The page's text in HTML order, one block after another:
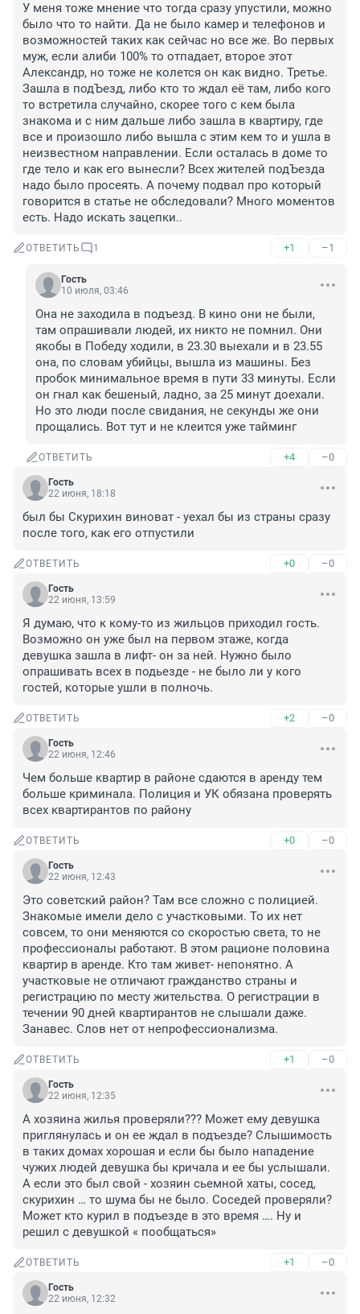
У меня тоже мнение что тогда сразу упустили, можно
было что то найти. Да не было камер и телефонов и
возможностей таких как сейчас но все же. Во первых
муж, если алиби 100% то отпадает, второе этот
Александр, но тоже не колется он как видно. Третье.
Зашла в подЪезд, либо кто то ждал её там, либо кого
то встретила случайно, скорее того с кем была
знакома и с ним дальше либо зашла в квартиру, где
все и произошло либо вышла с этим кем то и ушла в
неизвестном направлении. Если осталась в доме то
где тело и как его вынесли? Всех жителей подЪезда
надо было просеять. А почему подвал про который
говорится в статье не обследовали? Много моментов
есть. Надо искать зацепки..
ОТВЕТИТЬ 1 +1 –1
Гость
10 июля, 03:46
Она не заходила в подъезд. В кино они не были,
там опрашивали людей, их никто не помнил. Они
якобы в Победу ходили, в 23.30 выехали и в 23.55
она, по словам убийцы, вышла из машины. Без
пробок минимальное время в пути 33 минуты. Если
он гнал как бешеный, ладно, за 25 минут доехали.
Но это люди после свидания, не секунды же они
прощались. Вот тут и не клеится уже тайминг
ОТВЕТИТЬ +4 –0
Гость
22 июня, 18:18
был бы Скурихин виноват - уехал бы из страны сразу
после того, как его отпустили
ОТВЕТИТЬ +0 –0
Гость
22 июня, 13:59
Я думаю, что к кому-то из жильцов приходил гость.
Возможно он уже был на первом этаже, когда
девушка зашла в лифт- он за ней. Нужно было
опрашивать всех в подьезде - не было ли у кого
гостей, которые ушли в полночь.
ОТВЕТИТЬ +2 –0
Гость
22 июня, 12:46
Чем больше квартир в районе сдаются в аренду тем
больше криминала. Полиция и УК обязана проверять
всех квартирантов по району
ОТВЕТИТЬ +0 –0
Гость
22 июня, 12:43
Это советский район? Там все сложно с полицией.
Знакомые имели дело с участковыми. То их нет
совсем, то они меняются со скоростью света, то не
профессионалы работают. В этом рационе половина
квартир в аренде. Кто там живет- непонятно. А
участковые не отличают гражданство страны и
регистрацию по месту жительства. О регистрации в
течении 90 дней квартирантов не слышали даже.
Занавес. Слов нет от непрофессионализма.
ОТВЕТИТЬ +1 –0
Гость
22 июня, 12:35
А хозяина жилья проверяли??? Может ему девушка
приглянулась и он ее ждал в подъезде? Слышимость
в таких домах хорошая и если бы было нападение
чужих людей девушка бы кричала и ее бы услышали.
А если это был свой - хозяин сьемной хаты, сосед,
скурихин … то шума бы не было. Соседей проверяли?
Может кто курил в подъезде в это время …. Ну и
решил с девушкой « пообщаться»
ОТВЕТИТЬ +1 –0
Гость
22 июня, 12:32